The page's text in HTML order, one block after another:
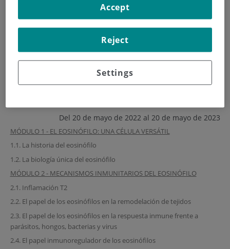
Curso on-line sobre el
papel de los eosinófilos en
las enfermedades
inflamatorias
Del 20 de mayo de 2022 al 20 de mayo de 2023
MÓDULO 1 - EL EOSINÓFILO: UNA CÉLULA VERSÁTIL
1.1. La historia del eosinófilo
1.2. La biología única del eosinófilo
MÓDULO 2 - MECANISMOS INMUNITARIOS DEL EOSINÓFILO
2.1. Inflamación T2
2.2. El papel de los eosinófilos en la remodelación de tejidos
2.3. El papel de los eosinófilos en la respuesta inmune frente a
parásitos, hongos, bacterias y virus
2.4. El papel inmunoregulador de los eosinófilos
Settings
Reject
Accept